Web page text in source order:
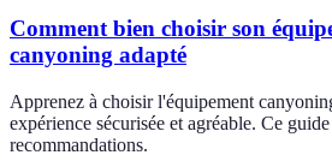
Comment bien choisir son
canyoning adapté
Apprenez à choisir l'équipement
expérience sécurisée et agréable. Ce
recommandations.